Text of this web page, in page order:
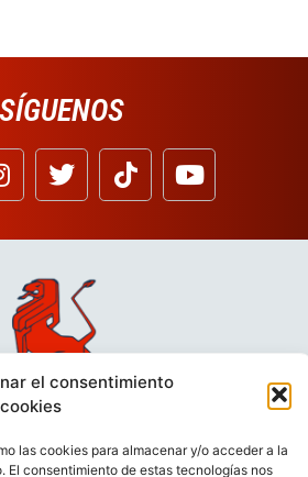
el consentimiento
las cookies para almacenar y/o acceder a la
El consentimiento de estas tecnologías nos
SÍGUENOS